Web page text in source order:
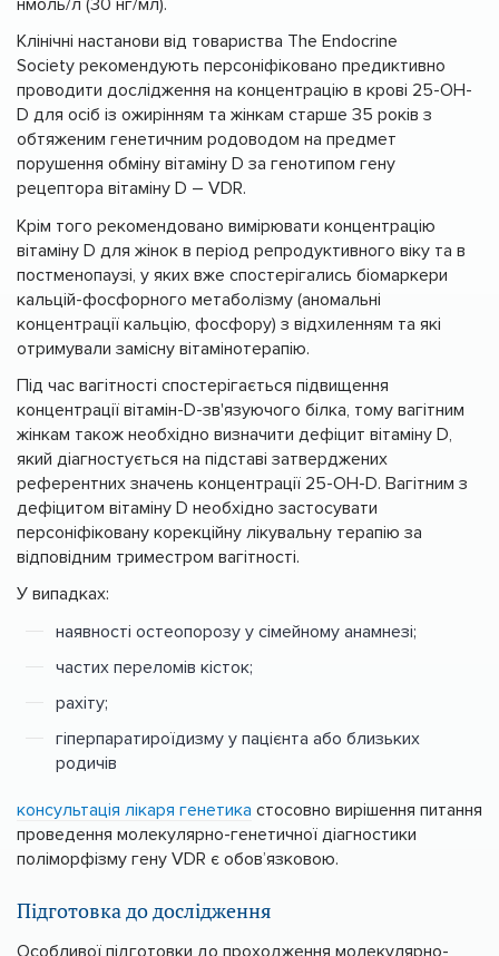
Клінічні настанови від товариства The Endocrine
Society рекомендують персоніфіковано предиктивно
проводити дослідження на концентрацію в крові 25-OH-
D для осіб із ожирінням та жінкам старше 35 років з
обтяженим генетичним родоводом на предмет
порушення обміну вітаміну D за генотипом гену
рецептора вітаміну D – VDR.
Крім того рекомендовано вимірювати концентрацію
вітаміну D для жінок в період репродуктивного віку та в
постменопаузі, у яких вже спостерігались біомаркери
кальцій-фосфорного метаболізму (аномальні
концентрації кальцію, фосфору) з відхиленням та які
отримували замісну вітамінотерапію.
Під час вагітності спостерігається підвищення
концентрації вітамін-D-зв'язуючого білка, тому вагітним
жінкам також необхідно визначити дефіцит вітаміну D,
який діагностується на підставі затверджених
референтних значень концентрації 25-OH-D. Вагітним з
дефіцитом вітаміну D необхідно застосувати
персоніфіковану корекційну лікувальну терапію за
відповідним триместром вагітності.
У випадках:
наявності остеопорозу у сімейному анамнезі;
частих переломів кісток;
рахіту;
гіперпаратироїдизму у пацієнта або близьких
родичів
консультація лікаря генетика стосовно вирішення питання
проведення молекулярно-генетичної діагностики
поліморфізму гену VDR є обов’язковою.
Підготовка до дослідження
Особливої підготовки до проходження молекулярно-